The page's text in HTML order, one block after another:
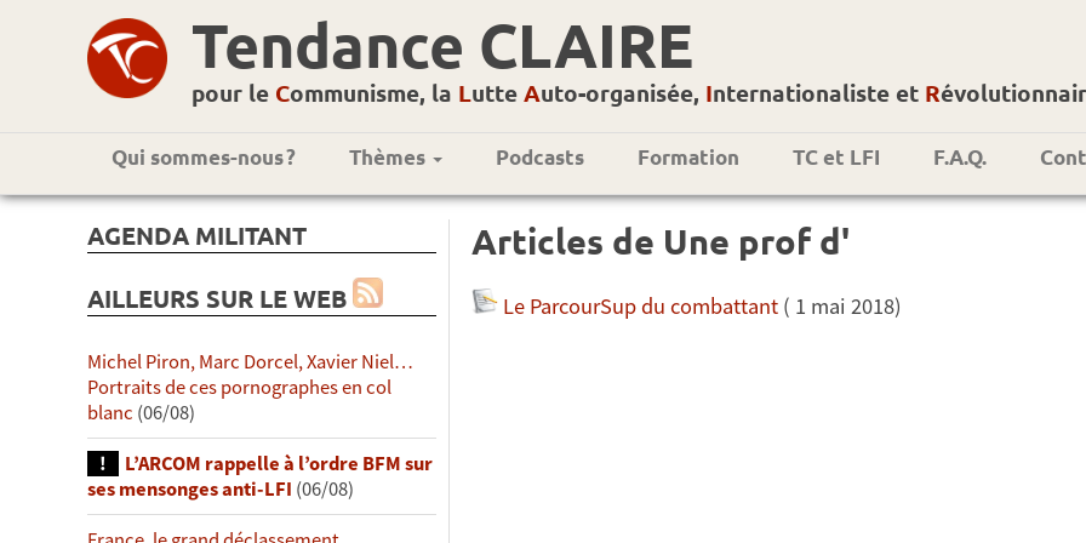
Tendance CLAIRE
pour le Communisme, la Lutte Auto-organisée, Internationaliste et Révolutionnair
Qui sommes-nous ? Thèmes Podcasts Formation TC et LFI F.A.Q.
AGENDA MILITANT
AILLEURS SUR LE WEB
Michel Piron, Marc Dorcel, Xavier Niel…
Portraits de ces pornographes en col
blanc (06/08)
L’ARCOM rappelle à l’ordre BFM sur
ses mensonges anti-LFI (06/08)
Articles de Une prof d'
Le ParcourSup du combattant( 1 mai 2018)